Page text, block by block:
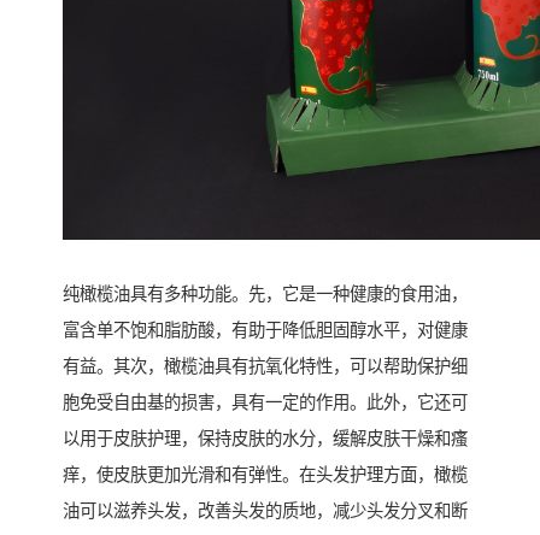
纯橄榄油具有多种功能。先，它是一种健康的食用油，
富含单不饱和脂肪酸，有助于降低胆固醇水平，对健康
有益。其次，橄榄油具有抗氧化特性，可以帮助保护细
胞免受自由基的损害，具有一定的作用。此外，它还可
以用于皮肤护理，保持皮肤的水分，缓解皮肤干燥和瘙
痒，使皮肤更加光滑和有弹性。在头发护理方面，橄榄
油可以滋养头发，改善头发的质地，减少头发分叉和断